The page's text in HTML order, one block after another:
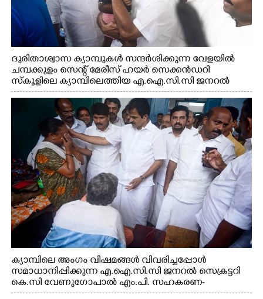
ദുരിതാശ്വാസ ക്യാമ്പുകൾ സന്ദർശിക്കുന്ന വേളയിൽ
ചമ്പക്കുളം സെന്റ് മേരീസ് ഹയർ സെക്കൻഡറി
സ്കൂളിലെ ക്യാമ്പിലെത്തിയ എ.ഐ.സി.സി ജനറൽ
സെക്രട്ടറി കെ.സി വേണുഗോപാൽ എം.പി കുരുന്നിനെ
എടുത്ത് ലാളിച്ചപ്പോൾ. സഹകരണ-എക്സൈസ്
വകുപ്പ് മന്ത്രി എം. ലിജു, കൃഷിവകുപ്പ് മന്ത്രി ടി. സിദ്ദിഖ്,
റെജി ചെറിയാൻ എം. എൽ. എ എന്നിവർ സമീപം
ക്യാമ്പിലെ അംഗം വിഷമങ്ങൾ വിവരിച്ചപ്പോൾ
സമാധാനിപ്പിക്കുന്ന എ.ഐ.സി.സി ജനറൽ സെക്രട്ടറി
കെ.സി വേണുഗോപാൽ എം.പി. സഹകരണ-
എക്സൈസ് വകുപ്പ് മന്ത്രി എം. ലിജു, എന്നിവർ